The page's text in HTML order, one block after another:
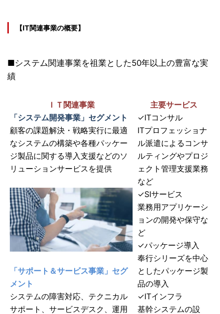
【IT関連事業の概要】
■システム関連事業を祖業とした50年以上の豊富な実
績
ＩＴ関連事業
「システム開発事業」セグメント
顧客の課題解決・戦略実行に最適
なシステムの構築や各種パッケー
ジ製品に関する導入支援などのソ
リューションサービスを提供
「サポート＆サービス事業」セグ
メント
システムの障害対応、テクニカル
サポート、サービスデスク、運用
主要サービス
✓ITコンサル
ITプロフェッショナ
ル派遣によるコンサ
ルティングやプロジ
ェクト管理支援業務
など
✓SIサービス
業務用アプリケーシ
ョンの開発や保守な
ど
✓パッケージ導入
奉行シリーズを中心
としたパッケージ製
品の導入
✓ITインフラ
基幹システムの設